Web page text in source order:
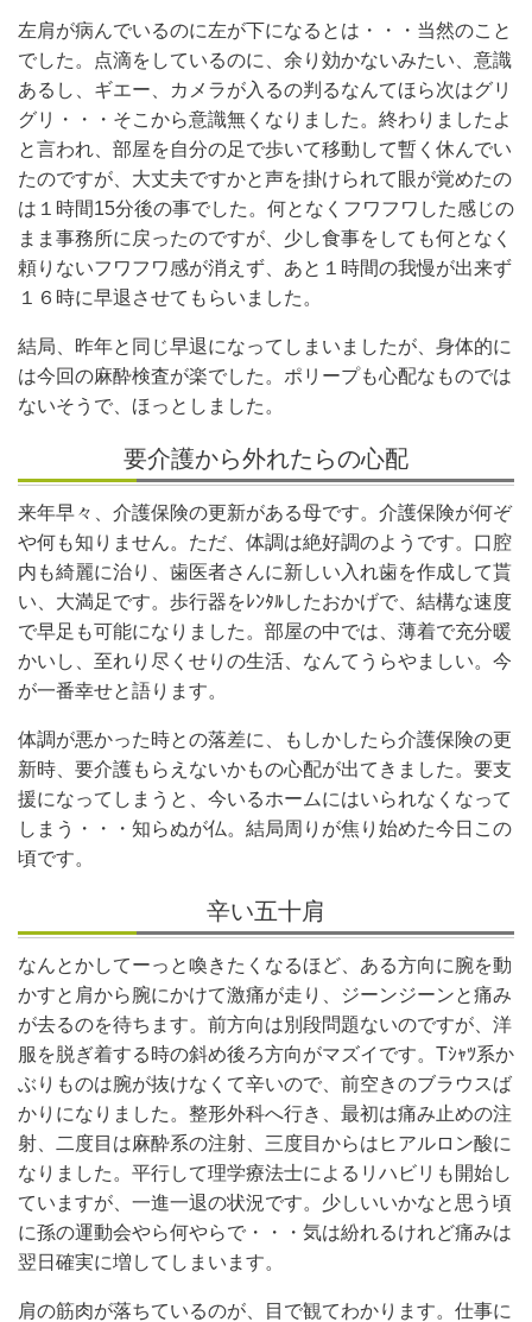
左肩が病んでいるのに左が下になるとは・・・当然のこと
でした。点滴をしているのに、余り効かないみたい、意識
あるし、ギエー、カメラが入るの判るなんてほら次はグリ
グリ・・・そこから意識無くなりました。終わりましたよ
と言われ、部屋を自分の足で歩いて移動して暫く休んでい
たのですが、大丈夫ですかと声を掛けられて眼が覚めたの
は１時間15分後の事でした。何となくフワフワした感じの
まま事務所に戻ったのですが、少し食事をしても何となく
頼りないフワフワ感が消えず、あと１時間の我慢が出来ず
１６時に早退させてもらいました。
結局、昨年と同じ早退になってしまいましたが、身体的に
は今回の麻酔検査が楽でした。ポリープも心配なものでは
ないそうで、ほっとしました。
要介護から外れたらの心配
来年早々、介護保険の更新がある母です。介護保険が何ぞ
や何も知りません。ただ、体調は絶好調のようです。口腔
内も綺麗に治り、歯医者さんに新しい入れ歯を作成して貰
い、大満足です。歩行器をﾚﾝﾀﾙしたおかげで、結構な速度
で早足も可能になりました。部屋の中では、薄着で充分暖
かいし、至れり尽くせりの生活、なんてうらやましい。今
が一番幸せと語ります。
体調が悪かった時との落差に、もしかしたら介護保険の更
新時、要介護もらえないかもの心配が出てきました。要支
援になってしまうと、今いるホームにはいられなくなって
しまう・・・知らぬが仏。結局周りが焦り始めた今日この
頃です。
辛い五十肩
なんとかしてーっと喚きたくなるほど、ある方向に腕を動
かすと肩から腕にかけて激痛が走り、ジーンジーンと痛み
が去るのを待ちます。前方向は別段問題ないのですが、洋
服を脱ぎ着する時の斜め後ろ方向がマズイです。Tｼｬﾂ系か
ぶりものは腕が抜けなくて辛いので、前空きのブラウスば
かりになりました。整形外科へ行き、最初は痛み止めの注
射、二度目は麻酔系の注射、三度目からはヒアルロン酸に
なりました。平行して理学療法士によるリハビリも開始し
ていますが、一進一退の状況です。少しいいかなと思う頃
に孫の運動会やら何やらで・・・気は紛れるけれど痛みは
翌日確実に増してしまいます。
肩の筋肉が落ちているのが、目で観てわかります。仕事に